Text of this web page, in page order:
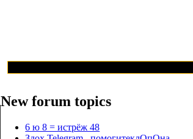
New forum topics
6 ю 8 = истрёж 48